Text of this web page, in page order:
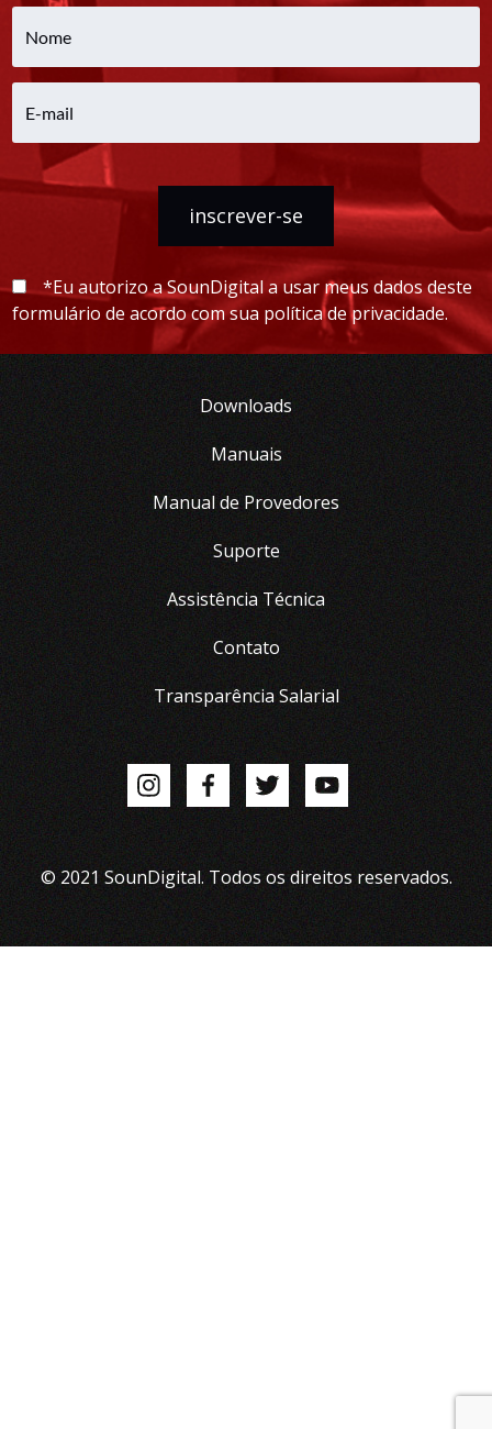
inscrever-se
*Eu autorizo a SounDigital a usar meus dados deste
formulário de acordo com sua política de privacidade.
Downloads
Manuais
Manual de Provedores
Suporte
Assistência Técnica
Contato
Transparência Salarial
© 2021 SounDigital. Todos os direitos reservados.